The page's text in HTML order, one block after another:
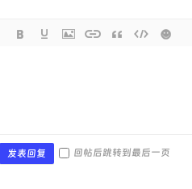
发表回复 回帖后跳转到最后一页